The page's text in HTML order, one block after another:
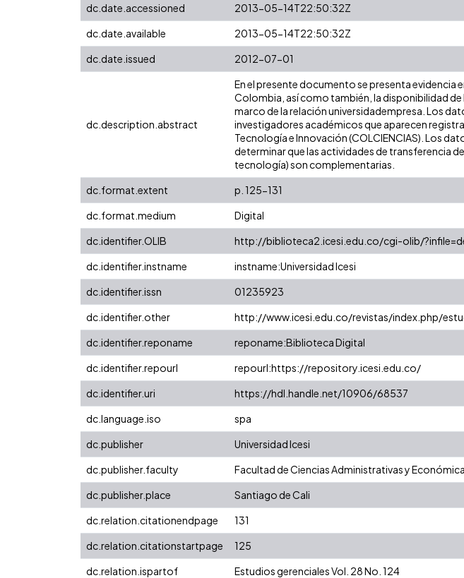
dc.date.accessioned
2013-05-14T22:50:32Z
dc.date.available
2013-05-14T22:50:32Z
dc.date.issued
2012-07-01
dc.description.abstract
En el presente documento se presenta evidencia
Colombia, así como también, la disponibilidad
marco de la relación universidadempresa. Los
investigadores académicos que aparecen
Tecnología e Innovación (COLCIENCIAS). Los
determinar que las actividades de transferencia
tecnología) son complementarias.
dc.format.extent p. 125-131
dc.format.medium
Digital
dc.identifier.OLIB
http://biblioteca2.icesi.edu.co/cgi-olib/
dc.identifier.instname
instname:Universidad Icesi
dc.identifier.issn
01235923
dc.identifier.other
http://www.icesi.edu.co/revistas/index.php/
dc.identifier.reponame
reponame:Biblioteca Digital
dc.identifier.repourl
repourl:https://repository.icesi.edu.co/
dc.identifier.uri
https://hdl.handle.net/10906/68537
dc.language.iso
spa
dc.publisher
Universidad Icesi
dc.publisher.faculty
Facultad de Ciencias Administrativas y
dc.publisher.place
Santiago de Cali
dc.relation.citationendpage
131
dc.relation.citationstartpage
125
dc.relation.ispartof
Estudios gerenciales Vol. 28 No. 124